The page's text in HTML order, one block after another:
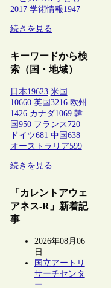
2017 学術情報1947
続きを見る
キーワードから検
索（国・地域）
日本19623 米国
10660 英国3216 欧州
1426 カナダ1069 韓
国950 フランス 720
ドイツ681 中国638
オーストラリア599
続きを見る
「カレントアウェ
アネス-R」新着記
事
2026年08月06
日
国立アートリ
サーチセンタ
ー